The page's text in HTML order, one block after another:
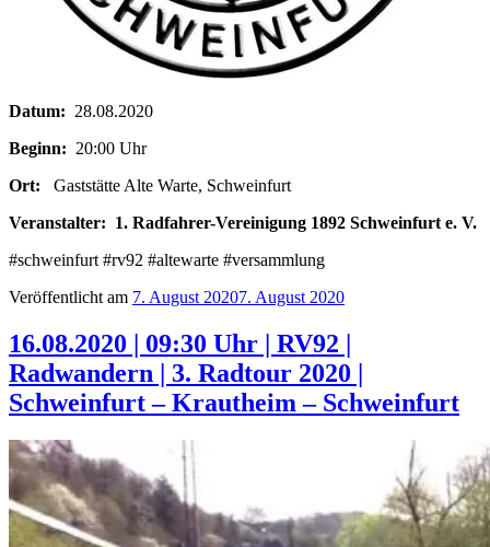
Datum: 28.08.2020
Beginn: 20:00 Uhr
Ort: Gaststätte Alte Warte, Schweinfurt
Veranstalter: 1. Radfahrer-Vereinigung 1892 Schweinfurt e. V.
#schweinfurt #rv92 #altewarte #versammlung
Veröffentlicht am 7. August 20207. August 2020
16.08.2020 | 09:30 Uhr | RV92 |
Radwandern | 3. Radtour 2020 |
Schweinfurt – Krautheim – Schweinfurt